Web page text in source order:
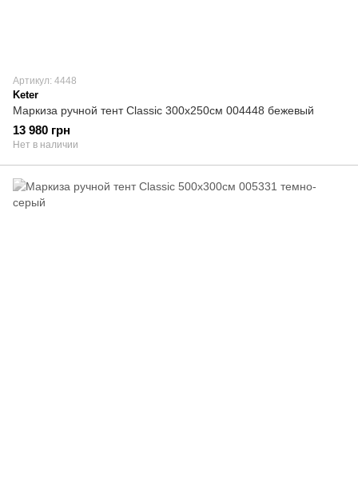
Артикул: 4448
Keter
Маркиза ручной тент Classiс 300х250см 004448 бежевый
13 980 грн
Нет в наличии